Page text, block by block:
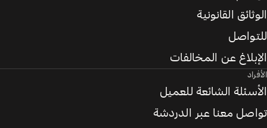
الوثائق القانونية
للتواصل
الإبلاغ عن المخالفات
الأفراد
الأسئلة الشائعة للعميل
تواصل معنا عبر الدردشة